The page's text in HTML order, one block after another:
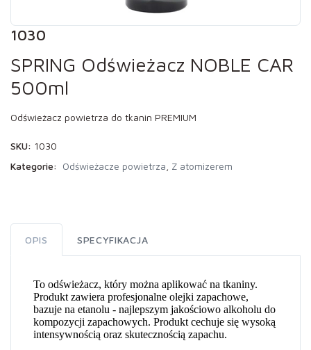
1030
SPRING Odświeżacz NOBLE CAR
500ml
Odświeżacz powietrza do tkanin PREMIUM
SKU: 1030
Kategorie: Odświeżacze powietrza Z atomizerem
OPIS SPECYFIKACJA